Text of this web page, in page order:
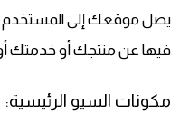
يصل موقعك إلى المستخدم
فيها عن منتجك أو خدمتك
مكونات السيو الرئيسية: